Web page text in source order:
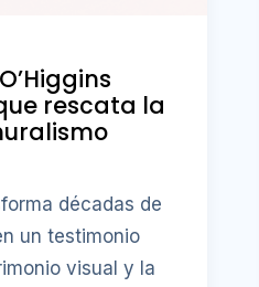
rescata la
décadas de
un testimonio
visual y la